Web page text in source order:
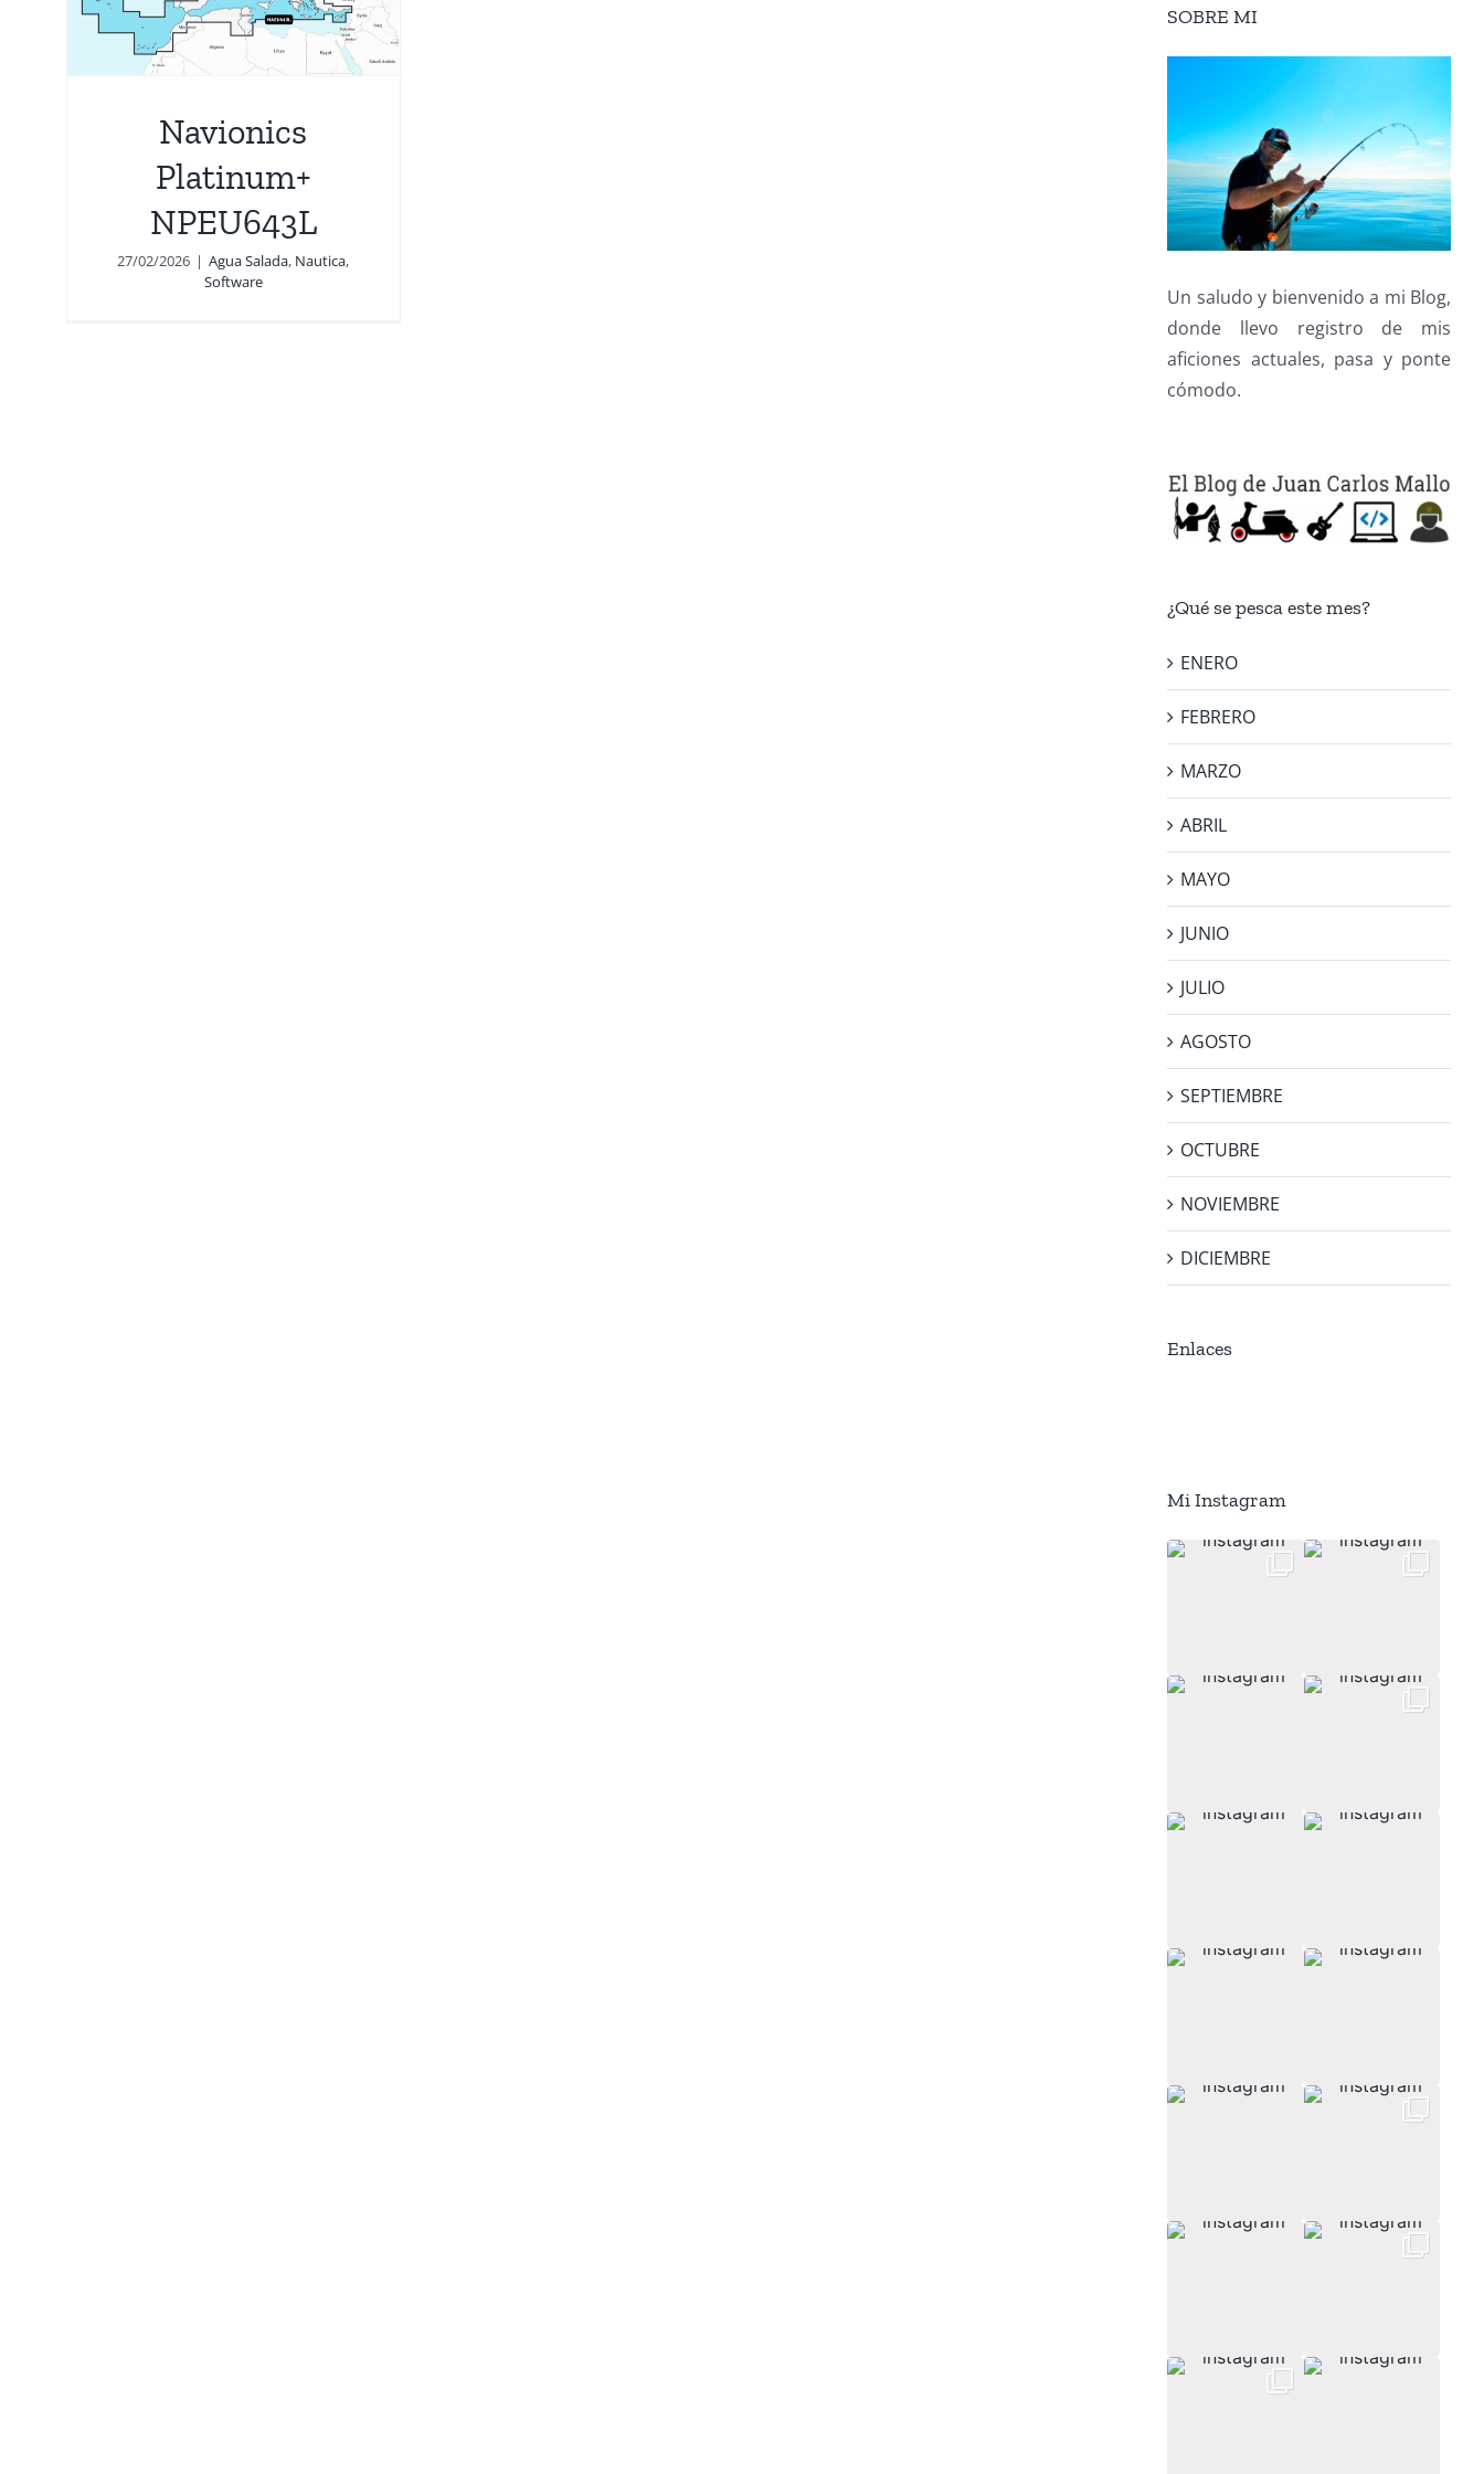
Navionics
Platinum+
NPEU643L
27/02/2026 | Agua Salada, Nautica,
Software
SOBRE MI
Un saludo y bienvenido a mi Blog,
donde llevo registro de mis
aficiones actuales, pasa y ponte
cómodo.
¿Qué se pesca este mes?
ENERO
FEBRERO
MARZO
ABRIL
MAYO
JUNIO
JULIO
AGOSTO
SEPTIEMBRE
OCTUBRE
NOVIEMBRE
DICIEMBRE
Enlaces
Mi Instagram